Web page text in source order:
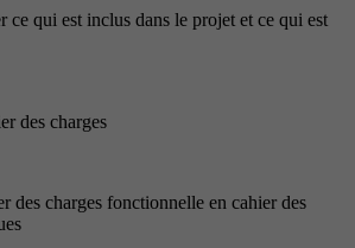
ce qui est inclus dans le projet et ce qui est
des charges
des charges fonctionnelle en cahier des